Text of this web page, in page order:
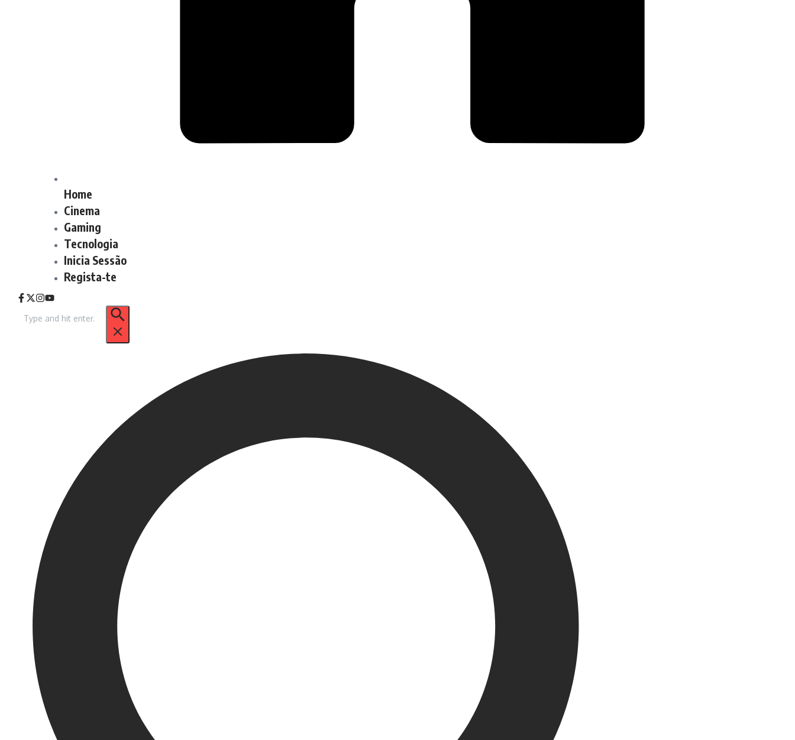
Home
Cinema
Gaming
Tecnologia
Inicia Sessão
Regista-te
por: